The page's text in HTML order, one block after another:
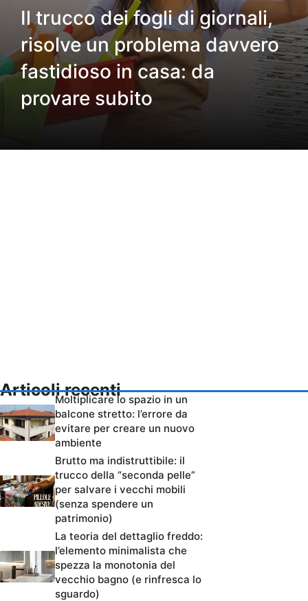
Il trucco dei fogli di giornali,
risolve un problema davvero
fastidioso in casa: da
provare subito
Articoli recenti
Moltiplicare lo spazio in un
balcone stretto: l’errore da
evitare per creare un nuovo
ambiente
Brutto ma indistruttibile: il
trucco della “seconda pelle”
per salvare i vecchi mobili
(senza spendere un
patrimonio)
La teoria del dettaglio freddo:
l’elemento minimalista che
spezza la monotonia del
vecchio bagno (e rinfresca lo
sguardo)